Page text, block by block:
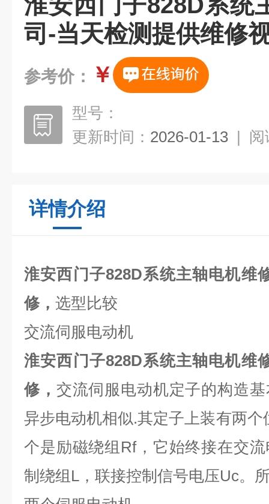
司-当天检测提供维修
参考价： ￥
型号：
更新时间： 2026-01-13 | 阅
详情介绍
淮安西门子828D系统主轴电机维
修， 选型比较
交流伺服电动机
淮安西门子828D系统主轴电机维
修， 交流伺服电动机定子的构造
异步电动机相似.其定子上装有两个
个是励磁绕组 Rf，它始终接在交
制绕组 L ，联接控制信号电压Uc。